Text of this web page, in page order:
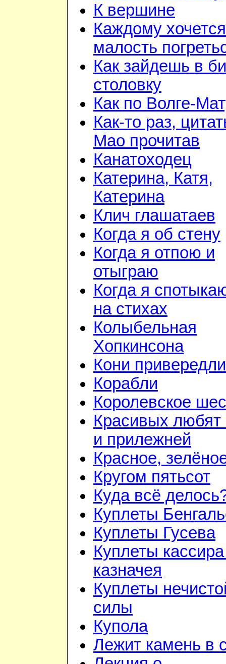
К вершине
Каждому хочется
малость
Как зайдешь в
столовку
Как по Волге-
Как-то раз,
Мао прочитав
Канатоходец
Катерина, Катя,
Катерина
Клич глашатаев
Когда я об стену
Когда я отпою и
отыграю
Когда я
на стихах
Колыбельная
Хопкинсона
Кони
Корабли
Королевское
Красивых
и прилежней
Красное,
Кругом пятьсот
Куда всё
Куплеты
Куплеты Гусева
Куплеты
казначея
Куплеты
силы
Купола
Лежит камень в